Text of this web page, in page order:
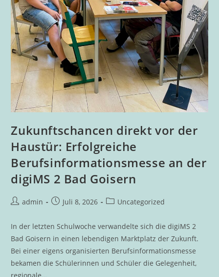
Zukunftschancen direkt vor der
Haustür: Erfolgreiche
Berufsinformationsmesse an der
digiMS 2 Bad Goisern
Beitrags-
admin
BeitragJuli 8, 2026
Beitrags-
Uncategorized
In der letzten Schulwoche verwandelte sich die digiMS 2
Bad Goisern in einen lebendigen Marktplatz der Zukunft.
Bei einer eigens organisierten Berufsinformationsmesse
bekamen die Schülerinnen und Schüler die Gelegenheit,